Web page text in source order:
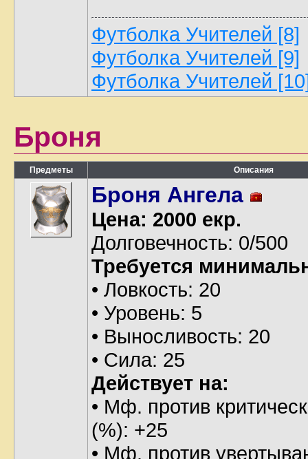
Футболка Учителей [8]
Футболка Учителей [9]
Футболка Учителей
Броня
Предметы Описания
Броня Ангела
Цена: 2000 екр.
Долговечность: 0/500
Требуется
• Ловкость: 20
• Уровень: 5
• Выносливость: 20
• Сила: 25
Действует на:
• Мф. против
(%): +25
• Мф. против